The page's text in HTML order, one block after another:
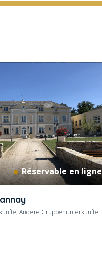
Réservable en ligne
Andere Gruppenunterkünfte